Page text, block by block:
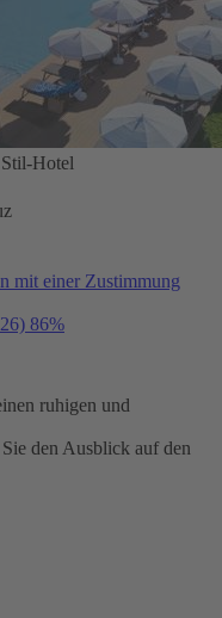
Hotel
mit einer Zustimmung
86%
ruhigen und
den Ausblick auf den